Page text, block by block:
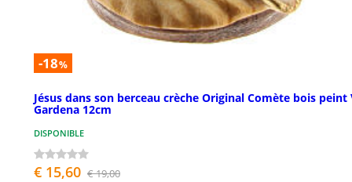
-18%
Jésus dans son berceau crèche Original Comète bois peint
Gardena 12cm
DISPONIBLE
€ 15,60 € 19,00